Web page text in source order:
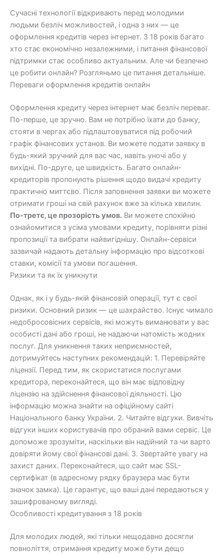
Сучасні технології відкривають перед молодими
людьми безліч можливостей, і одна з них — це
оформлення кредитів через інтернет. З 18 років багато
хто стає економічно незалежними, і питання фінансової
підтримки стає особливо актуальним. Але чи безпечно
це робити онлайн? Розгляньмо це питання детальніше.
Переваги оформлення кредитів онлайн
Оформлення кредиту через інтернет має безліч переваг.
По-перше, це зручно. Вам не потрібно їхати до банку,
стояти в чергах або підлаштовуватися під робочий
графік фінансових установ. Ви можете подати заявку в
будь-який зручний для вас час, навіть уночі або у
вихідні. По-друге, це швидкість. Багато онлайн-
кредиторів пропонують рішення щодо видачі кредиту
практично миттєво. Після заповнення заявки ви можете
отримати гроші на свій рахунок вже за кілька хвилин.
По-третє, це прозорість умов. Ви можете спокійно
ознайомитися з усіма умовами кредиту, порівняти різні
пропозиції та вибрати найвигіднішу. Онлайн-сервіси
зазвичай надають детальну інформацію про відсоткові
ставки, комісії та умови погашення.
Ризики та як їх уникнути
Однак, як і у будь-якій фінансовій операції, тут є свої
ризики. Основний ризик — це шахрайство. Існує чимало
недобросовісних сервісів, які можуть виманювати у вас
особисті дані або гроші, не надаючи натомість жодних
послуг. Для уникнення таких неприємностей,
дотримуйтесь наступних рекомендацій: 1. Перевіряйте
ліцензії. Перед тим, як скористатися послугами
кредитора, переконайтеся, що він має відповідну
ліцензію на здійснення фінансової діяльності. Цю
інформацію можна знайти на офіційному сайті
Національного банку України. 2. Читайте відгуки. Вивчіть
відгуки інших користувачів про обраний вами сервіс. Це
допоможе зрозуміти, наскільки він надійний та чи варто
довіряти йому свої фінансові дані. 3. Звертайте увагу на
захист даних. Переконайтеся, що сайт має SSL-
сертифікат (в адресному рядку браузера має бути
значок замка). Це гарантує, що ваші дані передаються у
зашифрованому вигляді.
Особливості кредитування з 18 років
Для молодих людей, які тільки нещодавно досягли
повноліття, отримання кредиту може бути дещо